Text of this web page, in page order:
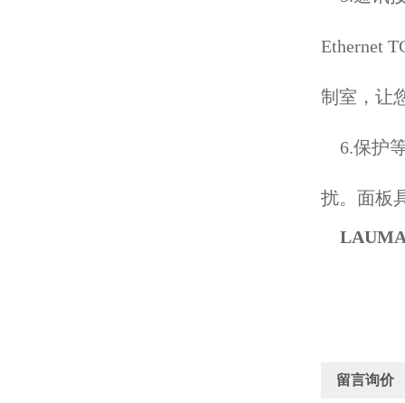
Ethernet
制室，让
6.保护
扰。面板
留言询价